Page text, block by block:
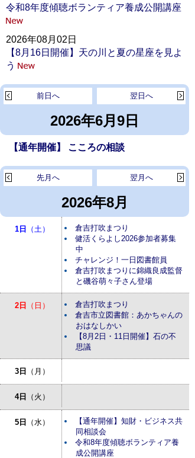
令和8年度傾聴ボランティア養成公開講座
2026年08月02日
【8月16日開催】天の川と夏の星座を見よ
う
2026年6月9日
翌日へ
前日へ
【通年開催】 こころの相談
2026年8月
翌月へ
先月へ
1日 （土）
倉吉打吹まつり
健活くらよし2026参加者募集
中
チャレンジ！一日図書館員
倉吉打吹まつりに錦織良成監督
と磯谷萌々子さん登場
2日 （日）
倉吉打吹まつり
倉吉市立図書館：あかちゃんの
おはなしかい
【8月2日・11日開催】石の不
思議
3日 （月）
4日 （火）
5日 （水）
【通年開催】知財・ビジネス共
同相談会
令和8年度傾聴ボランティア養
成公開講座